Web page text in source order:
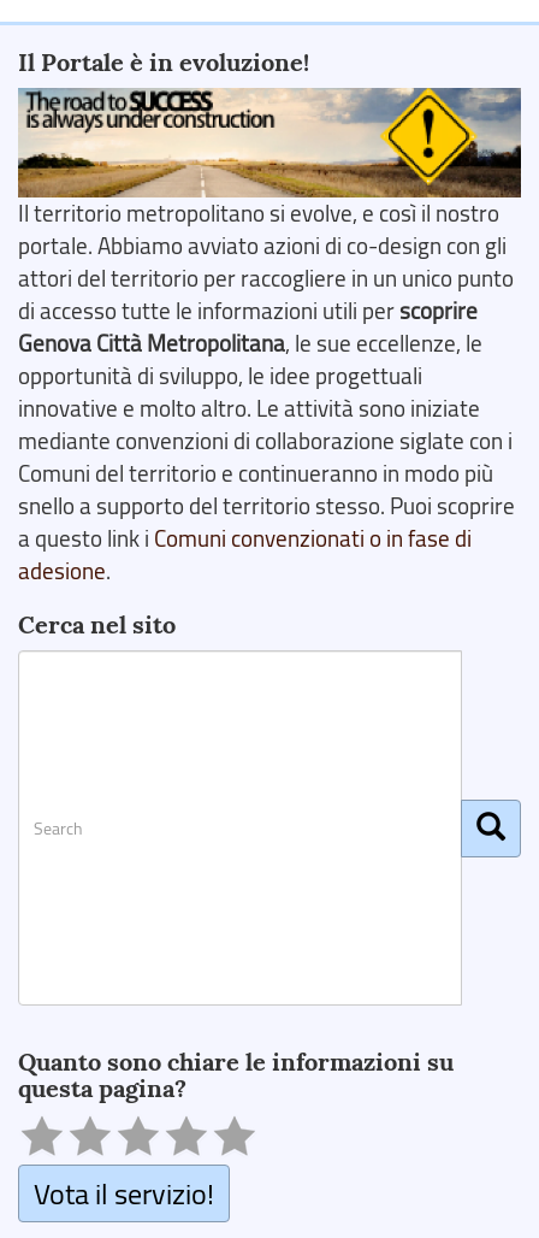
Il Portale è in evoluzione!
Il territorio metropolitano si evolve, e così il nostro
portale. Abbiamo avviato azioni di co-design con gli
attori del territorio per raccogliere in un unico punto
di accesso tutte le informazioni utili perscoprire
Genova Città Metropolitana, le sue eccellenze, le
opportunità di sviluppo, le idee progettuali
innovative e molto altro. Le attività sono iniziate
mediante convenzioni di collaborazione siglate con i
Comuni del territorio e continueranno in modo più
snello a supporto del territorio stesso. Puoi scoprire
a questo link i Comuni convenzionati o in fase di
adesione.
Cerca nel sito
Quanto sono chiare le informazioni su
questa pagina?
Vota il servizio!